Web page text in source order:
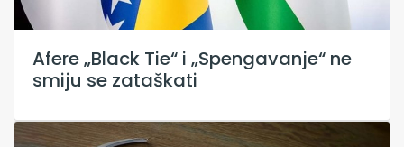
Afere „Black Tie“ i „Spengavanje“ ne
smiju se zataškati